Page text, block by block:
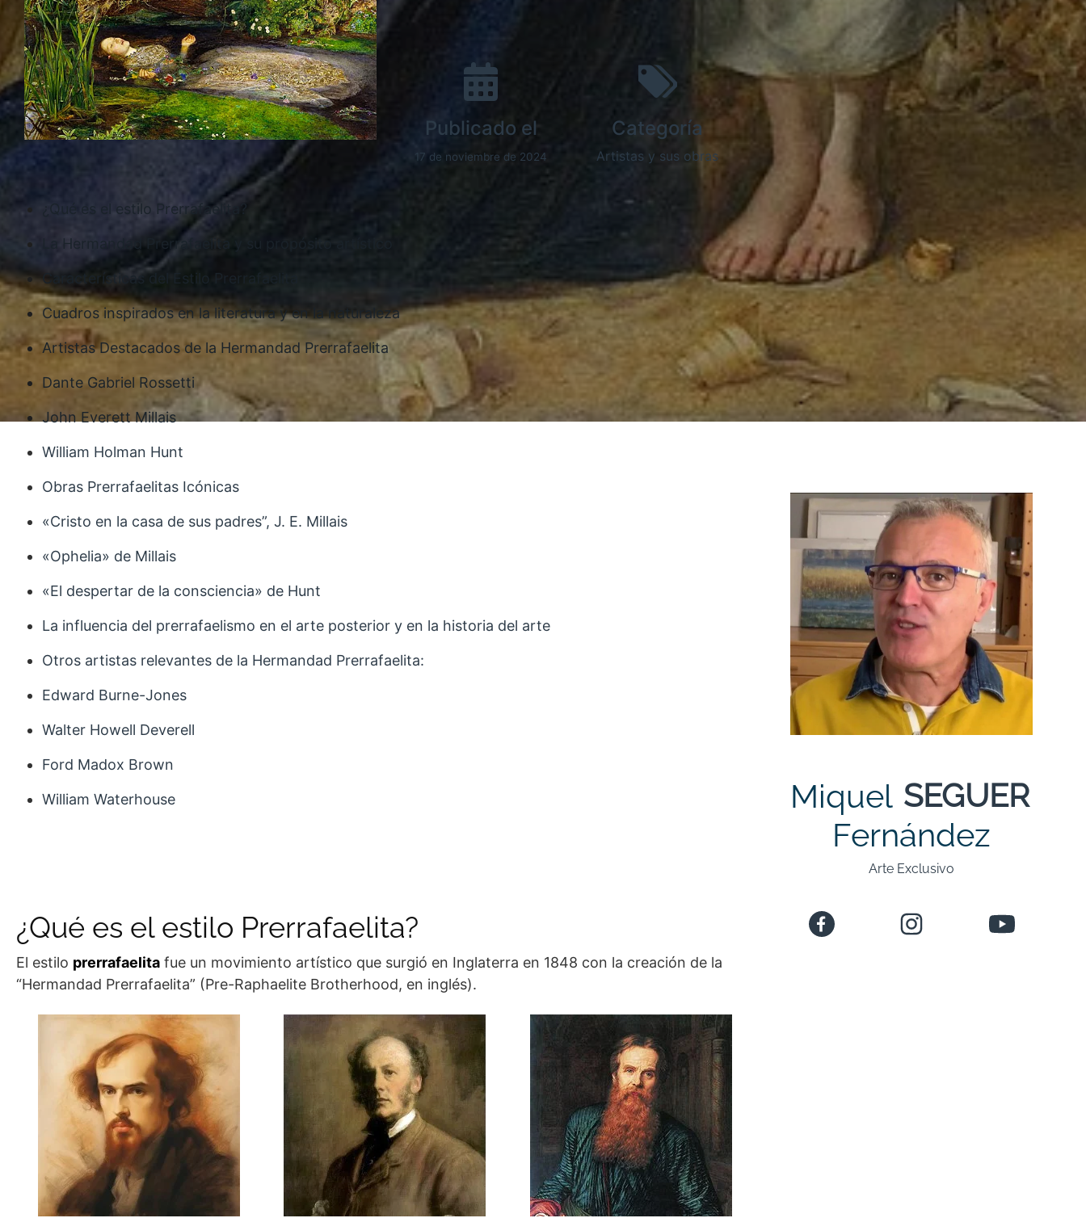
Publicado el
17 de noviembre de 2024
Categoría
Artistas y sus obras
¿Qué es el estilo Prerrafaelita?
La Hermandad Prerrafaelita y su propósito artístico
Características del Estilo Prerrafaelita
Cuadros inspirados en la literatura y en la naturaleza
Artistas Destacados de la Hermandad Prerrafaelita
Dante Gabriel Rossetti
John Everett Millais
William Holman Hunt
Obras Prerrafaelitas Icónicas
«Cristo en la casa de sus padres”, J. E. Millais
«Ophelia» de Millais
«El despertar de la consciencia» de Hunt
La influencia del prerrafaelismo en el arte posterior y en la historia del arte
Otros artistas relevantes de la Hermandad Prerrafaelita:
Edward Burne-Jones
Walter Howell Deverell
Ford Madox Brown
William Waterhouse
¿Qué es el estilo Prerrafaelita?
El estilo prerrafaelita fue un movimiento artístico que surgió en Inglaterra en 1848 con la creación de la
“Hermandad Prerrafaelita” (Pre-Raphaelite Brotherhood, en inglés).
Miquel SEGUER
Fernández
Arte Exclusivo